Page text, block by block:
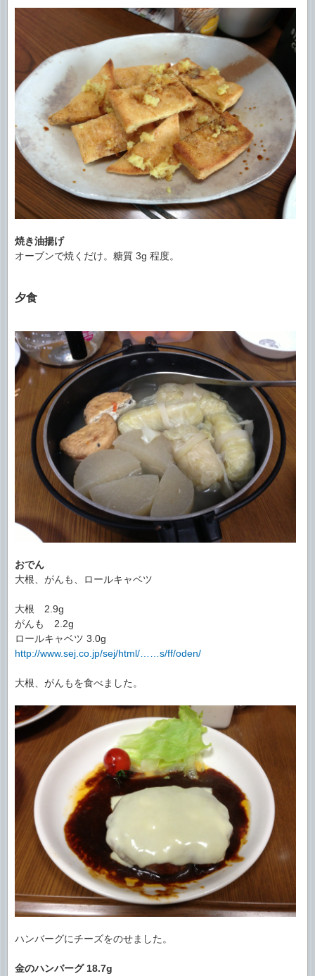
焼き油揚げ
オーブンで焼くだけ。糖質 3g 程度。
夕食
おでん
大根、がんも、ロールキャベツ
大根 2.9g
がんも 2.2g
ロールキャベツ 3.0g
http://www.sej.co.jp/sej/html/……s/ff/oden/
大根、がんもを食べました。
ハンバーグにチーズをのせました。
金のハンバーグ 18.7g